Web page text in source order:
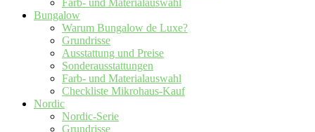
Farb- und Materialauswahl
Bungalow
Warum Bungalow de Luxe?
Grundrisse
Ausstattung und Preise
Sonderausstattungen
Farb- und Materialauswahl
Checkliste Mikrohaus-Kauf
Nordic
Nordic-Serie
Grundrisse